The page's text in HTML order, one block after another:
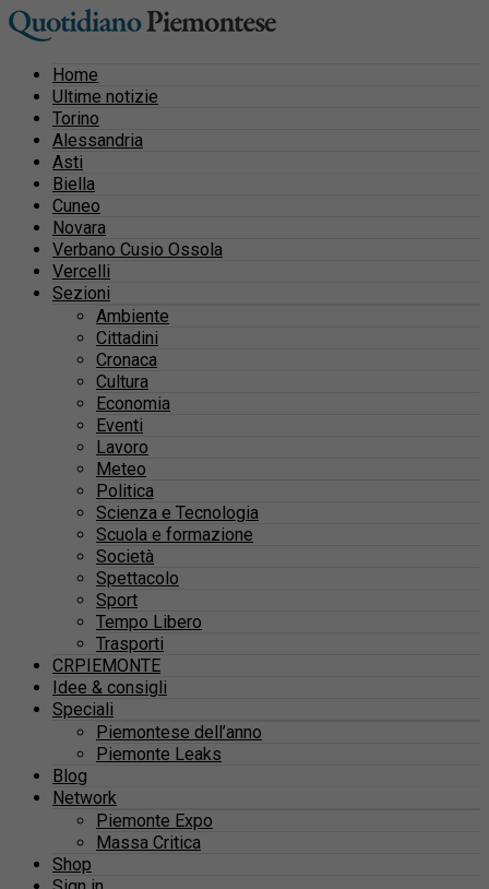
Home
Ultime notizie
Torino
Alessandria
Asti
Biella
Cuneo
Novara
Verbano Cusio Ossola
Vercelli
Sezioni
Ambiente
Cittadini
Cronaca
Cultura
Economia
Eventi
Lavoro
Meteo
Politica
Scienza e Tecnologia
Scuola e formazione
Società
Spettacolo
Sport
Tempo Libero
Trasporti
CRPIEMONTE
Idee & consigli
Speciali
Piemontese dell’anno
Piemonte Leaks
Blog
Network
Piemonte Expo
Massa Critica
Shop